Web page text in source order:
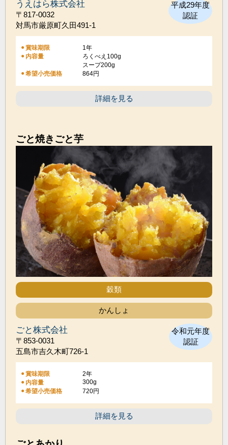
平成29年度
認証
うえはら株式会社
〒817-0032
対馬市厳原町久田491-1
賞味期限
1年
内容量
ろくべえ100g
スープ200g
希望小売価格
864円
詳細を見る
ごと焼きごと芋
穀類
かんしょ
令和元年度
認証
ごと株式会社
〒853-0031
五島市吉久木町726-1
賞味期限
2年
内容量
300g
希望小売価格
720円
詳細を見る